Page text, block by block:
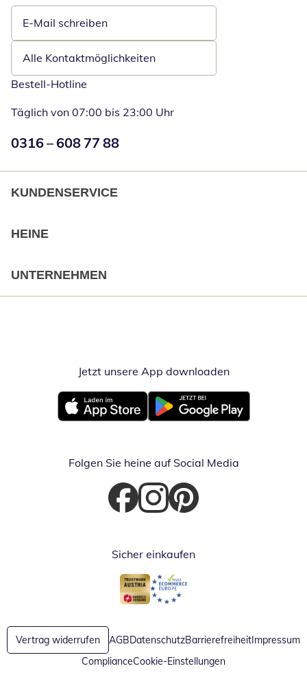
E-Mail schreiben
Öffnet E-Mail-Client
Alle Kontaktmöglichkeiten
Bestell-Hotline
Täglich von 07:00 bis 23:00 Uhr
Numéro de téléphone:
0316 – 608 77 88
KUNDENSERVICE
HEINE
UNTERNEHMEN
Jetzt unsere App downloadenÖffnet in
Öffnet in neuem FensterÖffnet in neuem Fenster
Folgen Sie heine auf Social Media
Öffnet in neuem Fenster
Öffnet in neuem Fenster
Öffnet in neuem Fenster
Sicher einkaufen
Öffnet in neuem Fenster
Öffnet in neuem Fenster
Vertrag widerrufen AGBDatenschutzBarrierefreiheitImpressum
ComplianceCookie-Einstellungen